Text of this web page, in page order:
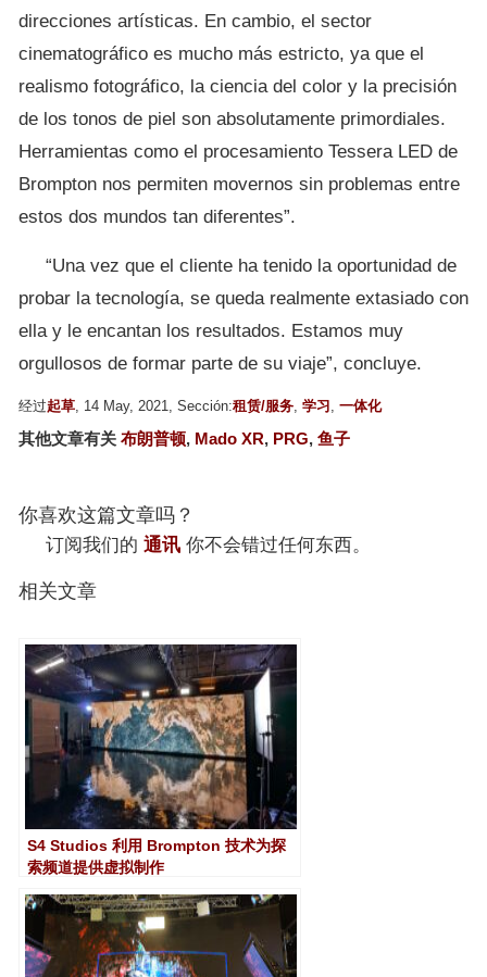
direcciones artísticas. En cambio, el sector
cinematográfico es mucho más estricto, ya que el
realismo fotográfico, la ciencia del color y la precisión
de los tonos de piel son absolutamente primordiales.
Herramientas como el procesamiento Tessera LED de
Brompton nos permiten movernos sin problemas entre
estos dos mundos tan diferentes”.
“Una vez que el cliente ha tenido la oportunidad de
probar la tecnología, se queda realmente extasiado con
ella y le encantan los resultados. Estamos muy
orgullosos de formar parte de su viaje”, concluye.
经过起草, 14 May, 2021, Sección:租赁/服务, 学习 , 一体化
其他文章有关 布朗普顿, Mado XR, PRG, 鱼子
你喜欢这篇文章吗？
订阅我们的 通讯 你不会错过任何东西。
相关文章
S4 Studios 利用 Brompton 技术为探
索频道提供虚拟制作